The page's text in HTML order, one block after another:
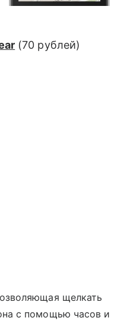
(70 рублей)
щелкать
с помощью часов и